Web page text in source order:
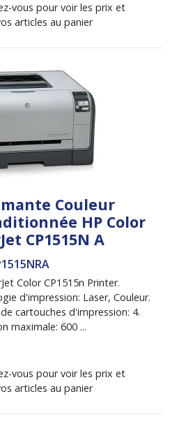
vous pour voir les prix et
articles au panier
Couleur
HP Color
CP1515N A
Color CP1515n Printer.
d'impression: Laser, Couleur.
cartouches d'impression: 4.
maximale: 600 ...
vous pour voir les prix et
articles au panier